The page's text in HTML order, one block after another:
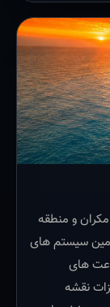
۱۴۰۳ در سواحل مکران و منطقه
سیستم های
های
نقشه